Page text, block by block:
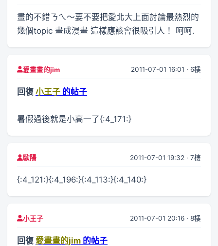
畫的不錯ㄋㄟ～要不要把愛北大上面討論最熱烈的
幾個topic 畫成漫畫 這樣應該會很吸引人！ 呵呵.
愛畫畫的jim 2011-07-01 16:01 · 6樓
回復 小王子 的帖子
暑假過後就是小高一了{:4_171:}
歐陽 2011-07-01 19:32 · 7樓
{:4_121:}{:4_196:}{:4_113:}{:4_140:}
小王子 2011-07-01 20:16 · 8樓
回復 愛畫畫的jim 的帖子